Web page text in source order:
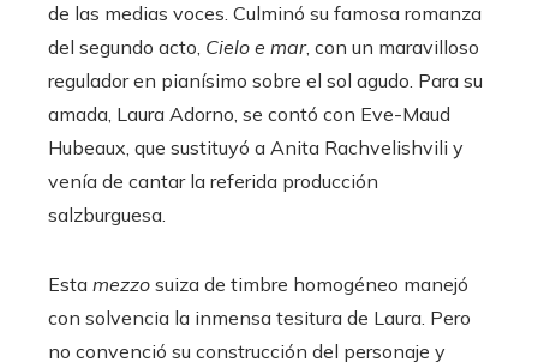
de las medias voces. Culminó su famosa romanza
del segundo acto, Cielo e mar, con un maravilloso
regulador en pianísimo sobre el sol agudo. Para su
amada, Laura Adorno, se contó con Eve-Maud
Hubeaux, que sustituyó a Anita Rachvelishvili y
venía de cantar la referida producción
salzburguesa.
Esta mezzo suiza de timbre homogéneo manejó
con solvencia la inmensa tesitura de Laura. Pero
no convenció su construcción del personaje y